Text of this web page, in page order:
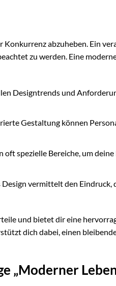
Konkurrenz abzuheben. Ein
zu werden. Eine
Designtrends und
Gestaltung können
spezielle Bereiche, um
vermittelt den Eindruck,
und bietet dir eine
dich dabei, einen
„Moderner